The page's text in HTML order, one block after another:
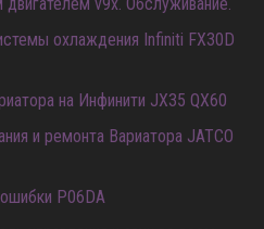
v9x. Обслуживание.
охлаждения Infiniti FX30D
на Инфинити JX35 QX60
и ремонта Вариатора JATCO
P06DA